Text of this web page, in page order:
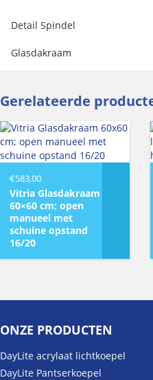
Detail Spindel
Glasdakraam
Gerelateerde
€583,00
Vitria Glasdakraam
60×60 cm; open
manueel met
schuine opstand
16/20
ONZE PRODUCTEN
DayLite acrylaat lichtkoepel
DayLite Pantserkoepel